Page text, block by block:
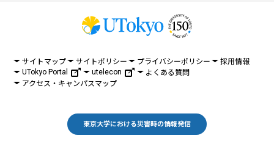
サイトマップ サイトポリシー プライバシーポリシー
採用情報
UTokyo Portal
utelecon
よくある質問
アクセス・キャンパスマップ
東京大学における災害時の情報発信